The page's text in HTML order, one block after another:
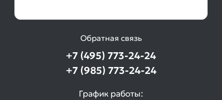
Обратная связь
+7 (495) 773-24-24
+7 (985) 773-24-24
График работы: